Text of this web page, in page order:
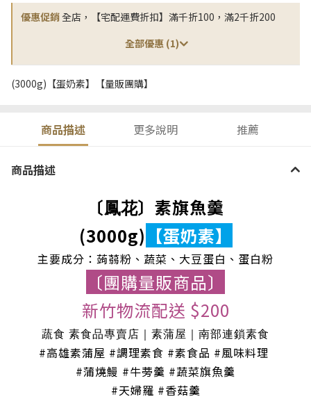
優惠促銷全店，【宅配運費折扣】滿千折100，滿2千折200
全部優惠 (1)
(3000g)【蛋奶素】【量販團購】
商品描述 更多說明 推薦
商品描述
〔鳳花〕素旗魚羹
(3000g) 【蛋奶素】
主要成分：蒟蒻粉、蔬菜、大豆蛋白、蛋白粉
〔團購量販商品〕
新竹物流配送 $200
蔬食 素食品專賣店｜素蒲屋｜南部連鎖素食
#高雄素蒲屋 #調理素食 #素食品 #風味料理
#蒲燒鰻 #牛蒡羹 #蔬菜旗魚羹
#天婦羅 #香菇羹